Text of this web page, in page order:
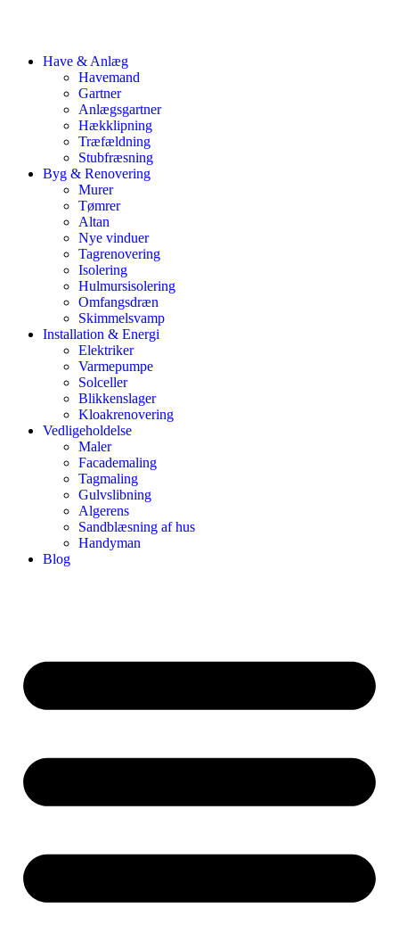
Have & Anlæg
Havemand
Gartner
Anlægsgartner
Hækklipning
Træfældning
Stubfræsning
Byg & Renovering
Murer
Tømrer
Altan
Nye vinduer
Tagrenovering
Isolering
Hulmursisolering
Omfangsdræn
Skimmelsvamp
Installation & Energi
Elektriker
Varmepumpe
Solceller
Blikkenslager
Kloakrenovering
Vedligeholdelse
Maler
Facademaling
Tagmaling
Gulvslibning
Algerens
Sandblæsning af hus
Handyman
Blog